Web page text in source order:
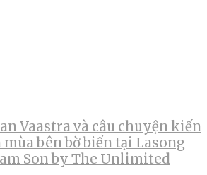
Vaastra và câu chuyện kiến
bên bờ biển tại Lasong
Son by The Unlimited